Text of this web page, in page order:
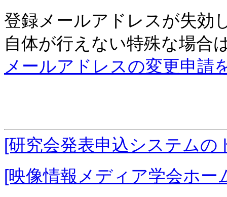
登録メールアドレスが失効
自体が行えない特殊な場合
メールアドレスの変更申請
[研究会発表申込システム
[映像情報メディア学会ホー